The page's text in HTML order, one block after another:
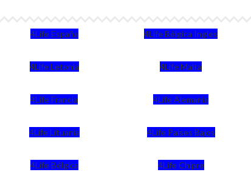
4Life España 4Life Bélgica Ingles
4Life Letonia 4Life Malta
4Life Francia 4Life Alemania
4Life Lituania 4Life Paises Bajos
4Life Bélgica 4Life Chipre